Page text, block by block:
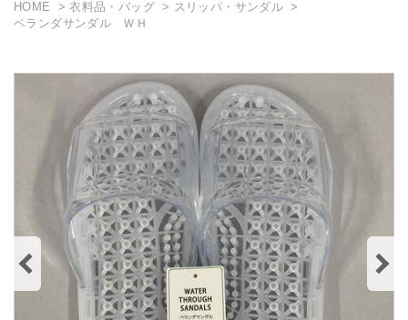
HOME 衣料品・バッグ
スリッパ・サンダル
ベランダサンダル ＷＨ